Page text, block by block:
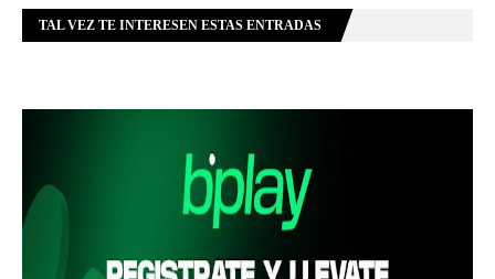
TAL VEZ TE INTERESEN ESTAS ENTRADAS